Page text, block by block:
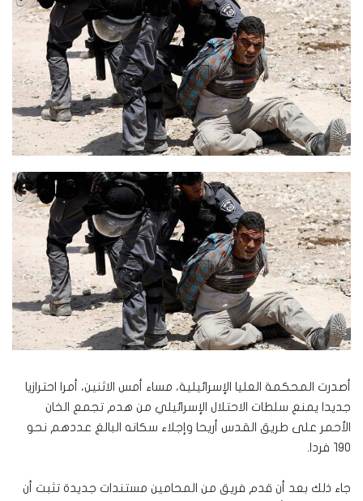
أصدرت المحكمة العليا الإسرائيلية، مساء أمس الاثنين، أمرا احترازيا
جديدا يمنع سلطات الاحتلال الإسرائيلي من هدم تجمع الخان
الأحمر على طريق القدس أريحا وإجلاء سكانه البالغ عددهم نحو
١٩٠ فردا.
جاء ذلك بعد أن قدم فريق من المحامين مستندات جديدة تثبت أن